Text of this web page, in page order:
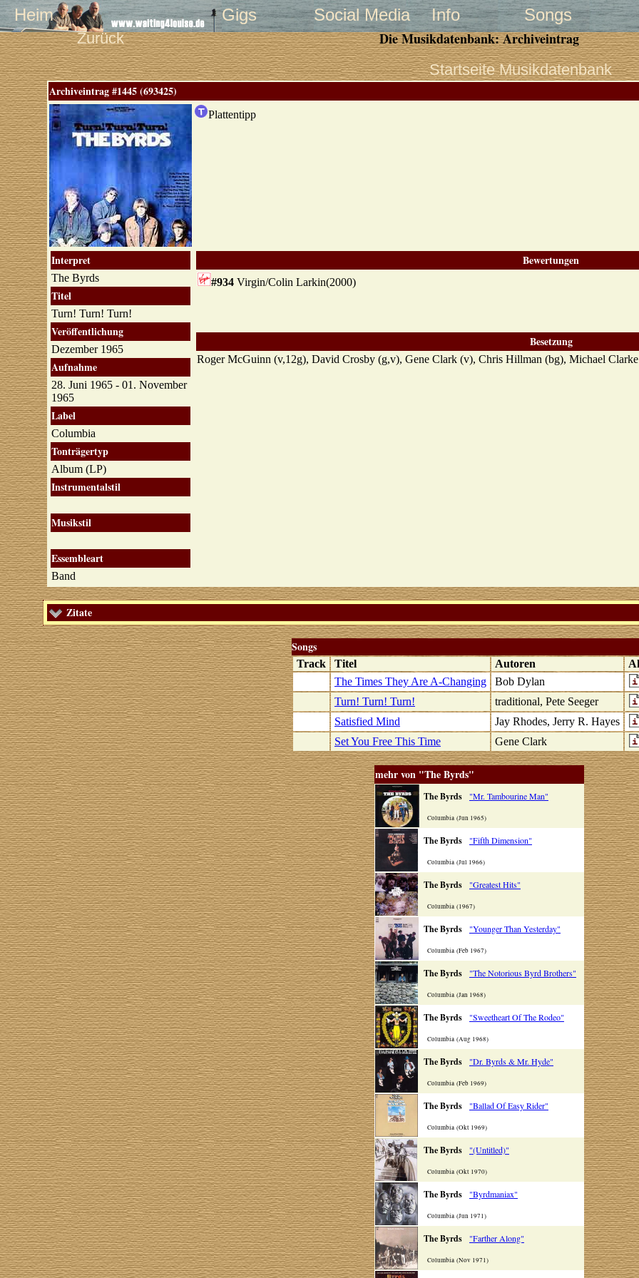
Heim Gigs Social Media Info Songs
Zurück Die Musikdatenbank: Archiveintrag
Startseite Musikdatenbank
Archiveintrag #1445 (693425)
Plattentipp
Interpret
The Byrds
Titel
Turn! Turn! Turn!
Veröffentlichung
Dezember 1965
Aufnahme
28. Juni 1965 - 01. November
1965
Label
Columbia
Tonträgertyp
Album (LP)
Instrumentalstil
Musikstil
Essembleart
Band
Bewertungen
#934Virgin/Colin Larkin(2000)
Besetzung
Roger McGuinn (v,12g), David Crosby (g,v), Gene Clark (v), Chris Hillman (bg), Michael
Zitate
Songs
Track Titel Autoren
The Times They Are A-Changing
Bob Dylan
Turn! Turn! Turn!
traditional, Pete Seeger
Satisfied Mind
Jay Rhodes, Jerry R. Hayes
Set You Free This Time
Gene Clark
mehr von "The Byrds"
The Byrds "Mr. Tambourine Man"
Columbia (Jun 1965)
The Byrds "Fifth Dimension"
Columbia (Jul 1966)
The Byrds "Greatest Hits"
Columbia (1967)
The Byrds "Younger Than Yesterday"
Columbia (Feb 1967)
The Byrds "The Notorious Byrd Brothers"
Columbia (Jan 1968)
The Byrds "Sweetheart Of The Rodeo"
Columbia (Aug 1968)
The Byrds "Dr. Byrds & Mr. Hyde"
Columbia (Feb 1969)
The Byrds "Ballad Of Easy Rider"
Columbia (Okt 1969)
The Byrds "(Untitled)"
Columbia (Okt 1970)
The Byrds "Byrdmaniax"
Columbia (Jun 1971)
The Byrds "Farther Along"
Columbia (Nov 1971)